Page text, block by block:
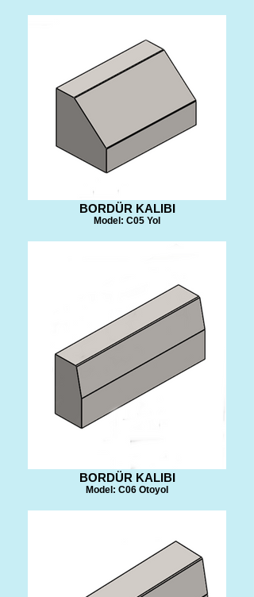
BORDÜR KALIBI
Model: C05 Yol
BORDÜR KALIBI
Model: C06 Otoyol